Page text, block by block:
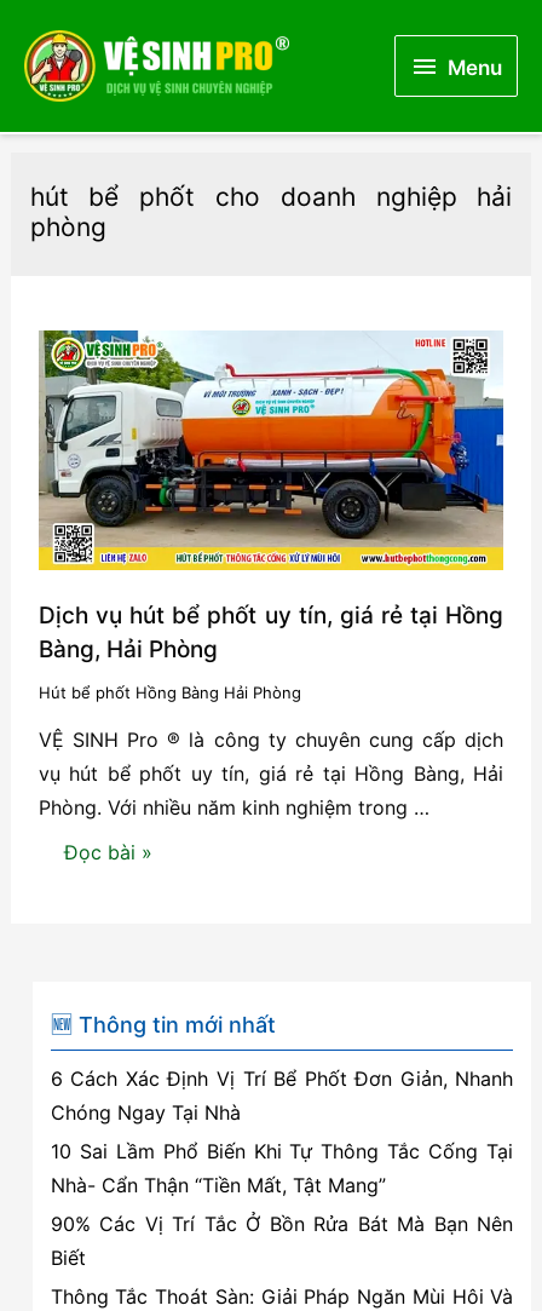
MenuMenu
hút bể phốt cho doanh nghiệp hải
phòng
Dịch vụ hút bể phốt uy tín, giá rẻ tại Hồng
Bàng, Hải Phòng
Hút bể phốt Hồng Bàng Hải Phòng
VỆ SINH Pro ® là công ty chuyên cung cấp dịch
vụ hút bể phốt uy tín, giá rẻ tại Hồng Bàng, Hải
Phòng. Với nhiều năm kinh nghiệm trong …
Dịch
uy
tín,
giá
rẻ
tại
Hồng
Bàng,
Hải
Phòng
Đọc bài »
🆕 Thông tin mới nhất
6 Cách Xác Định Vị Trí Bể Phốt Đơn Giản, Nhanh
Chóng Ngay Tại Nhà
10 Sai Lầm Phổ Biến Khi Tự Thông Tắc Cống Tại
Nhà- Cẩn Thận “Tiền Mất, Tật Mang”
90% Các Vị Trí Tắc Ở Bồn Rửa Bát Mà Bạn Nên
Biết
Thông Tắc Thoát Sàn: Giải Pháp Ngăn Mùi Hôi Và